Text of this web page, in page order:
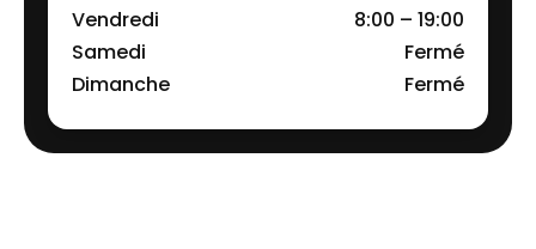
Vendredi
8:00 – 19:00
Samedi
Fermé
Dimanche
Fermé